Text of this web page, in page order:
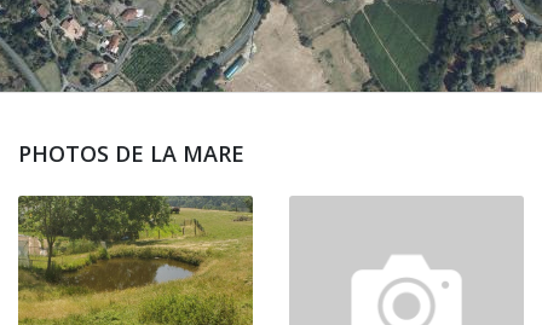
PHOTOS DE LA MARE